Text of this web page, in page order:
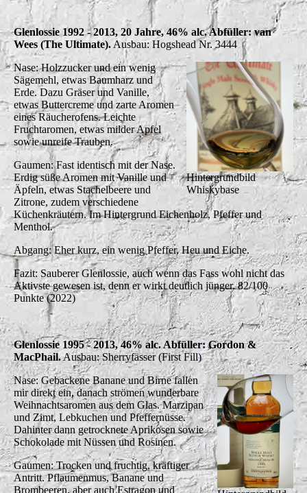
Glenlossie 1992 - 2013, 20 Jahre, 46% alc. Abfüller: van
Wees (The Ultimate). Ausbau: Hogshead Nr. 3444
Hintergrundbild
Whiskybase
Nase: Holzzucker und ein wenig
Sägemehl, etwas Baumharz und
Erde. Dazu Gräser und Vanille,
etwas Buttercreme und zarte Aromen
eines Räucherofens. Leichte
Fruchtaromen, etwas milder Apfel
sowie unreife Trauben.
Gaumen: Fast identisch mit der Nase.
Erdig süße Aromen mit Vanille und
Äpfeln, etwas Stachelbeere und
Zitrone, zudem verschiedene
Küchenkräutern. Im Hintergrund Eichenholz, Pfeffer und
Menthol.
Abgang: Eher kurz, ein wenig Pfeffer, Heu und Eiche.
Fazit: Sauberer Glenlossie, auch wenn das Fass wohl nicht das
Aktivste gewesen ist, denn er wirkt deutlich jünger. 82/100
Punkte (2022)
Glenlossie 1995 - 2013, 46% alc. Abfüller: Gordon &
MacPhail.Ausbau: Sherryfässer (First Fill)
Nase: Gebackene Banane und Birne fallen
mir direkt ein, danach strömen wunderbare
Weihnachtsaromen aus dem Glas. Marzipan
und Zimt, Lebkuchen und Pfeffernüsse.
Dahinter dann getrocknete Aprikosen sowie
Schokolade mit Nüssen und Rosinen.
Gaumen: Trocken und fruchtig, kräftiger
Antritt. Pflaumenmus, Banane und
Brombeeren, aber auch Estragon und